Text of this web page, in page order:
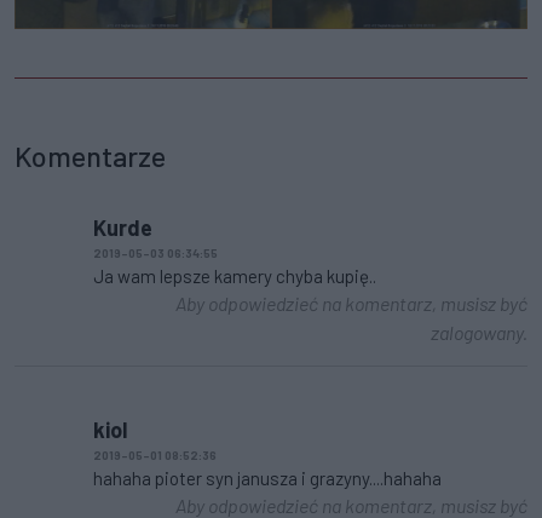
Komentarze
Kurde
2019-05-03 06:34:55
Ja wam lepsze kamery chyba kupię..
Aby odpowiedzieć na komentarz, musisz być
zalogowany.
kiol
2019-05-01 08:52:36
hahaha pioter syn janusza i grazyny....hahaha
Aby odpowiedzieć na komentarz, musisz być